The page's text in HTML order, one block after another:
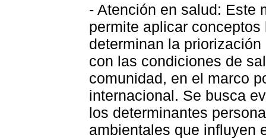
- Atención en salud: Este
permite aplicar
determinan la
con las condiciones de
comunidad, en el marco
internacional. Se busca
los determinantes
ambientales que influyen